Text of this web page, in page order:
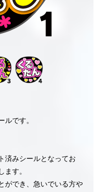
ルです。
済みシールとなってお
ます。
ができ、急いでいる方や